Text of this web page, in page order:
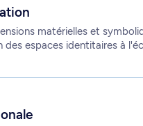
matérielles et
espaces identitaires à